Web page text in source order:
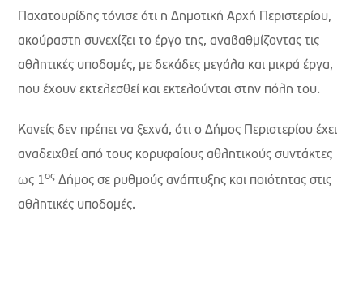
Παχατουρίδης τόνισε ότι η Δημοτική Αρχή Περιστερίου,
ακούραστη συνεχίζει το έργο της, αναβαθμίζοντας τις
αθλητικές υποδομές, με δεκάδες μεγάλα και μικρά έργα,
που έχουν εκτελεσθεί και εκτελούνται στην πόλη του.
Κανείς δεν πρέπει να ξεχνά, ότι ο Δήμος Περιστερίου έχει
αναδειχθεί από τους κορυφαίους αθλητικούς συντάκτες
ως 1ος Δήμος σε ρυθμούς ανάπτυξης και ποιότητας στις
αθλητικές υποδομές.